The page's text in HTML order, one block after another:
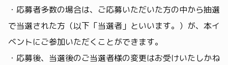
・応募者多数の場合は、ご応募いただいた方の中から抽選
で当選された方（以下「当選者」といいます。）が、本イ
ベントにご参加いただくことができます。
・応募後、当選後のご当選者様の変更はお受けいたしかね